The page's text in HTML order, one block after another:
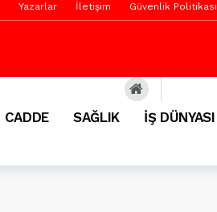
Yazarlar İletişim Güvenlik Politikası
CADDE SAĞLIK İŞ DÜNYASI